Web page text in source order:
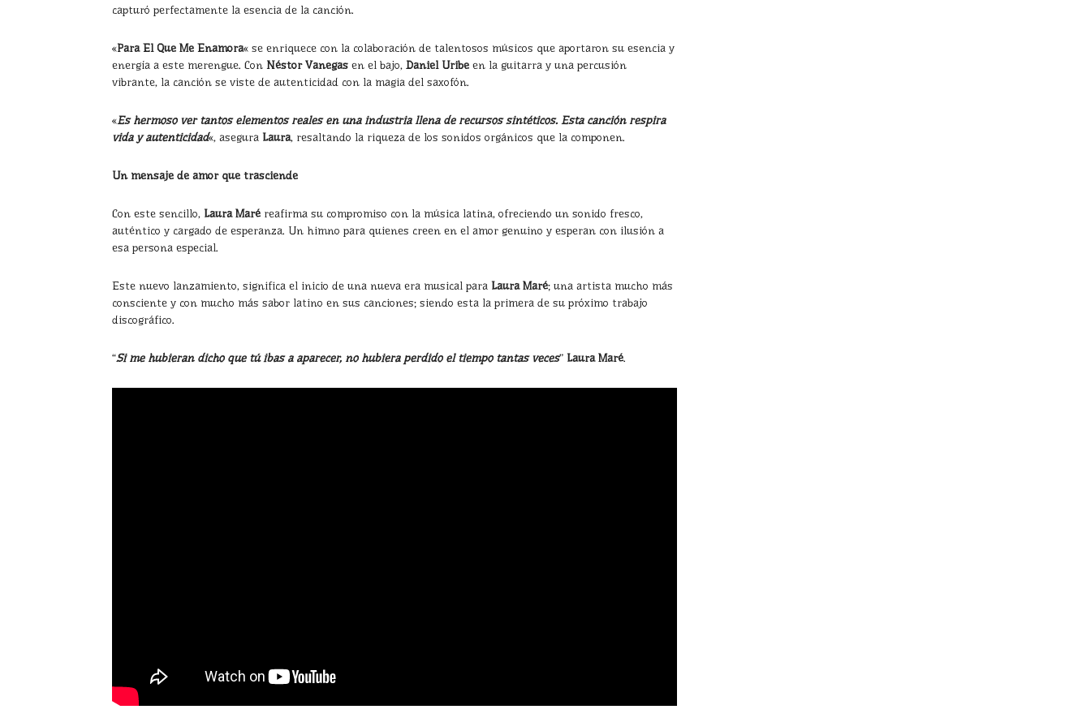
capturó perfectamente la esencia de la canción.
«Para El Que Me Enamora« se enriquece con la colaboración de talentosos músicos que aportaron su esencia y
energía a este merengue. Con Néstor Vanegas en el bajo, Daniel Uribe en la guitarra y una percusión
vibrante, la canción se viste de autenticidad con la magia del saxofón.
«Es hermoso ver tantos elementos reales en una industria llena de recursos sintéticos. Esta canción respira
vida y autenticidad«, asegura Laura, resaltando la riqueza de los sonidos orgánicos que la componen.
Un mensaje de amor que trasciende
Con este sencillo, Laura Maré reafirma su compromiso con la música latina, ofreciendo un sonido fresco,
auténtico y cargado de esperanza. Un himno para quienes creen en el amor genuino y esperan con ilusión a
esa persona especial.
Este nuevo lanzamiento, significa el inicio de una nueva era musical para Laura Maré; una artista mucho más
consciente y con mucho más sabor latino en sus canciones; siendo esta la primera de su próximo trabajo
discográfico.
“Si me hubieran dicho que tú ibas a aparecer, no hubiera perdido el tiempo tantas veces” Laura Maré.